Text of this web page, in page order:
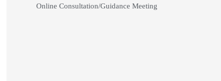
Online Consultation/Guidance Meeting